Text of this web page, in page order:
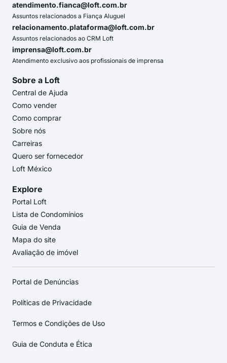
atendimento.fianca@loft.com.br
Assuntos relacionados a Fiança Aluguel
relacionamento.plataforma@loft.com.br
Assuntos relacionados ao CRM Loft
imprensa@loft.com.br
Atendimento exclusivo aos profissionais de imprensa
Sobre a Loft
Central de Ajuda
Como vender
Como comprar
Sobre nós
Carreiras
Quero ser fornecedor
Loft México
Explore
Portal Loft
Lista de Condomínios
Guia de Venda
Mapa do site
Avaliação de imóvel
Portal de Denúncias
Políticas de Privacidade
Termos e Condições de Uso
Guia de Conduta e Ética